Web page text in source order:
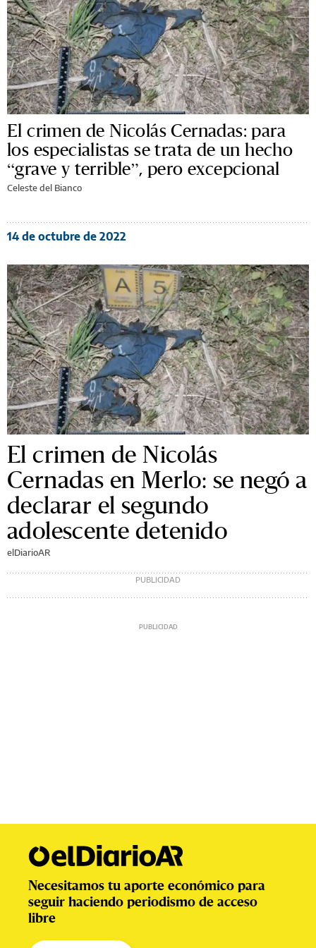
El crimen de Nicolás Cernadas: para
los especialistas se trata de un hecho
“grave y terrible”, pero excepcional
Celeste del Bianco
14 de octubre de 2022
El crimen de Nicolás
Cernadas en Merlo: se negó a
declarar el segundo
adolescente detenido
elDiarioAR
Necesitamos tu aporte económico para
seguir haciendo periodismo de acceso
libre